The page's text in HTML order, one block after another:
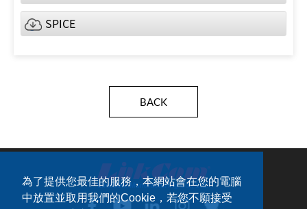
為了提供您最佳的服務，本網站會在您的電腦
中放置並取用我們的Cookie，若您不願接受
SPICE
BACK